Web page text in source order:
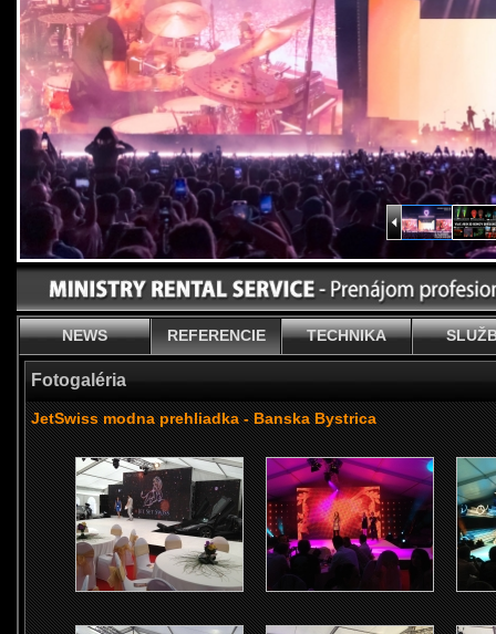
NEWS REFERENCIE TECHNIKA
Fotogaléria
JetSwiss modna prehliadka - Banska Bystrica